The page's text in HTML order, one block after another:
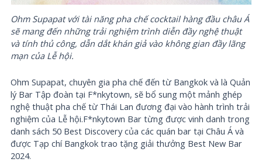
Ohm Supapat với tài năng pha chế cocktail hàng đầu châu Á
sẽ mang đến những trải nghiệm trình diễn đầy nghệ thuật
và tính thủ công, dẫn dắt khán giả vào không gian đầy lãng
mạn của Lễ hội.
Ohm Supapat, chuyên gia pha chế đến từ Bangkok và là Quản
lý Bar Tập đoàn tại F*nkytown, sẽ bổ sung một mảnh ghép
nghệ thuật pha chế từ Thái Lan đương đại vào hành trình trải
nghiệm của Lễ hội.F*nkytown Bar từng được vinh danh trong
danh sách 50 Best Discovery của các quán bar tại Châu Á và
được Tạp chí Bangkok trao tặng giải thưởng Best New Bar
2024.